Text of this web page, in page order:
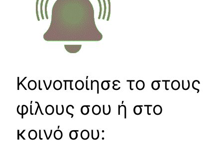
Κοινοποίησε το στους
φίλους σου ή στο
κοινό σου: